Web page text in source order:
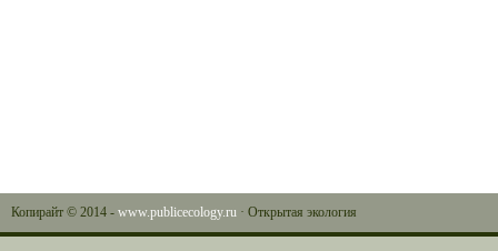
Копирайт © 2014 - www.publicecology.ru · Открытая экология